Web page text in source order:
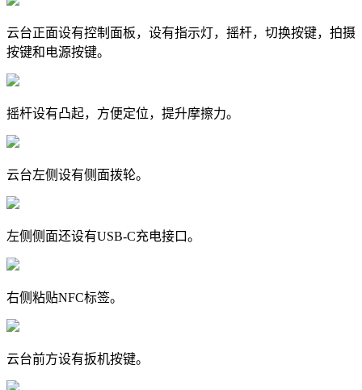
云台正面设有控制面板，设有指示灯，摇杆，切换按键，拍摄
按键和电源按键。
摇杆设有凸起，方便定位，提升摩擦力。
云台左侧设有侧面拨轮。
左侧侧面还设有USB-C充电接口。
右侧粘贴NFC标签。
云台前方设有扳机按键。